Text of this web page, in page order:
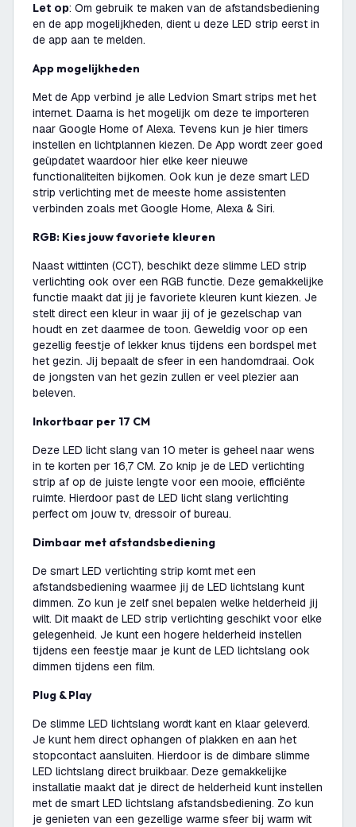
Let op: Om gebruik te maken van de afstandsbediening
en de app mogelijkheden, dient u deze LED strip eerst in
de app aan te melden.
App mogelijkheden
Met de App verbind je alle Ledvion Smart strips met het
internet. Daarna is het mogelijk om deze te importeren
naar Google Home of Alexa. Tevens kun je hier timers
instellen en lichtplannen kiezen. De App wordt zeer goed
geüpdatet waardoor hier elke keer nieuwe
functionaliteiten bijkomen. Ook kun je deze smart LED
strip verlichting met de meeste home assistenten
verbinden zoals met Google Home, Alexa & Siri.
RGB: Kies jouw favoriete kleuren
Naast wittinten (CCT), beschikt deze slimme LED strip
verlichting ook over een RGB functie. Deze gemakkelijke
functie maakt dat jij je favoriete kleuren kunt kiezen. Je
stelt direct een kleur in waar jij of je gezelschap van
houdt en zet daarmee de toon. Geweldig voor op een
gezellig feestje of lekker knus tijdens een bordspel met
het gezin. Jij bepaalt de sfeer in een handomdraai. Ook
de jongsten van het gezin zullen er veel plezier aan
beleven.
Inkortbaar per 17 CM
Deze LED licht slang van 10 meter is geheel naar wens
in te korten per 16,7 CM. Zo knip je de LED verlichting
strip af op de juiste lengte voor een mooie, efficiënte
ruimte. Hierdoor past de LED licht slang verlichting
perfect om jouw tv, dressoir of bureau.
Dimbaar met afstandsbediening
De smart LED verlichting strip komt met een
afstandsbediening waarmee jij de LED lichtslang kunt
dimmen. Zo kun je zelf snel bepalen welke helderheid jij
wilt. Dit maakt de LED strip verlichting geschikt voor elke
gelegenheid. Je kunt een hogere helderheid instellen
tijdens een feestje maar je kunt de LED lichtslang ook
dimmen tijdens een film.
Plug & Play
De slimme LED lichtslang wordt kant en klaar geleverd.
Je kunt hem direct ophangen of plakken en aan het
stopcontact aansluiten. Hierdoor is de dimbare slimme
LED lichtslang direct bruikbaar. Deze gemakkelijke
installatie maakt dat je direct de helderheid kunt instellen
met de smart LED lichtslang afstandsbediening. Zo kun
je genieten van een gezellige warme sfeer bij warm wit